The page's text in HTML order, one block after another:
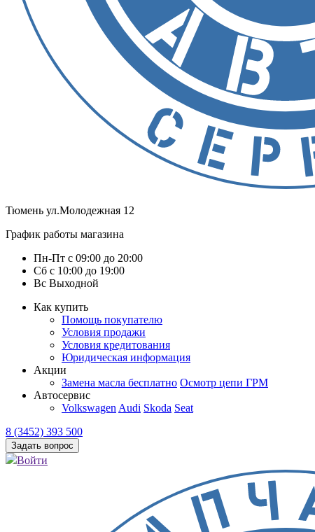
Тюмень ул.Молодежная 12
График работы магазина
Пн-Пт с 09:00 до 20:00
Сб с 10:00 до 19:00
Вс Выходной
Как купить
Помощь покупателю
Условия продажи
Условия кредитования
Юридическая информация
Акции
Замена масла бесплатно Осмотр цепи ГРМ
Автосервис
Volkswagen Audi Skoda Seat
8 (3452) 393 500
Задать вопрос
Войти